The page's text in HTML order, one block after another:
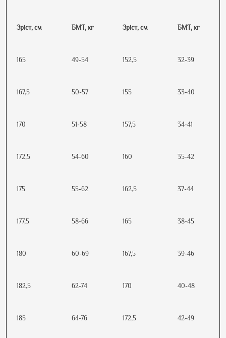
Зріст, см БМТ, кг Зріст, см БМТ, кг
165 49-54 152,5 32-39
167,5 50-57 155 33-40
170 51-58 157,5 34-41
172,5 54-60 160 35-42
175 55-62 162,5 37-44
177,5 58-66 165 38-45
180 60-69 167,5 39-46
182,5 62-74 170 40-48
185 64-76 172,5 42-49